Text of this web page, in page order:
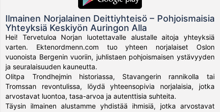
Ilmainen Norjalainen Deittiyhteisö – Pohjoismaisia
Yhteyksiä Keskiyön Auringon Alla
Hei! Tervetuloa Norjan luotettavalle alustalle aitoja yhteyksiä
varten. Ektenordmenn.com tuo yhteen norjalaiset Oslon
vuonoista Bergenin vuoriin, juhlistaen pohjoismaisen ystävyyden
ja seuralaisuuden kauneutta.
Olitpa Trondhejmin historiassa, Stavangerin rannikolla tai
Tromssan revontulissa, löydä yhteensopivia norjalaisia, jotka
arvostavat luontoa, tasa-arvoa ja autenttisia suhteita.
Täysin ilmainen alustamme yhdistää ihmisiä, jotka arvostavat